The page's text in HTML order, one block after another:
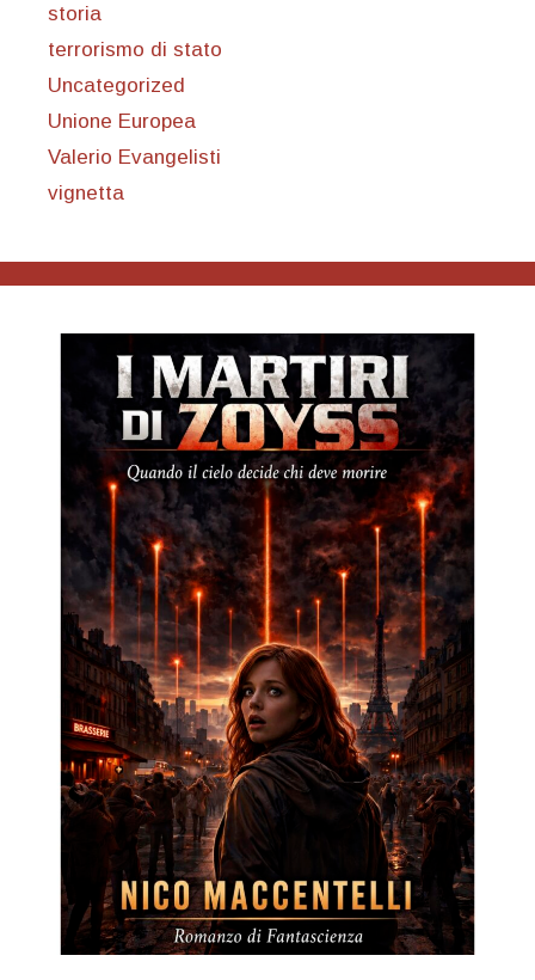
storia
terrorismo di stato
Uncategorized
Unione Europea
Valerio Evangelisti
vignetta